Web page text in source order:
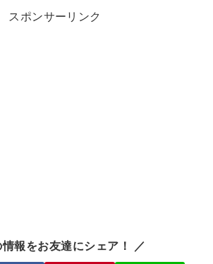
スポンサーリンク
情報をお友達にシェア！ ／